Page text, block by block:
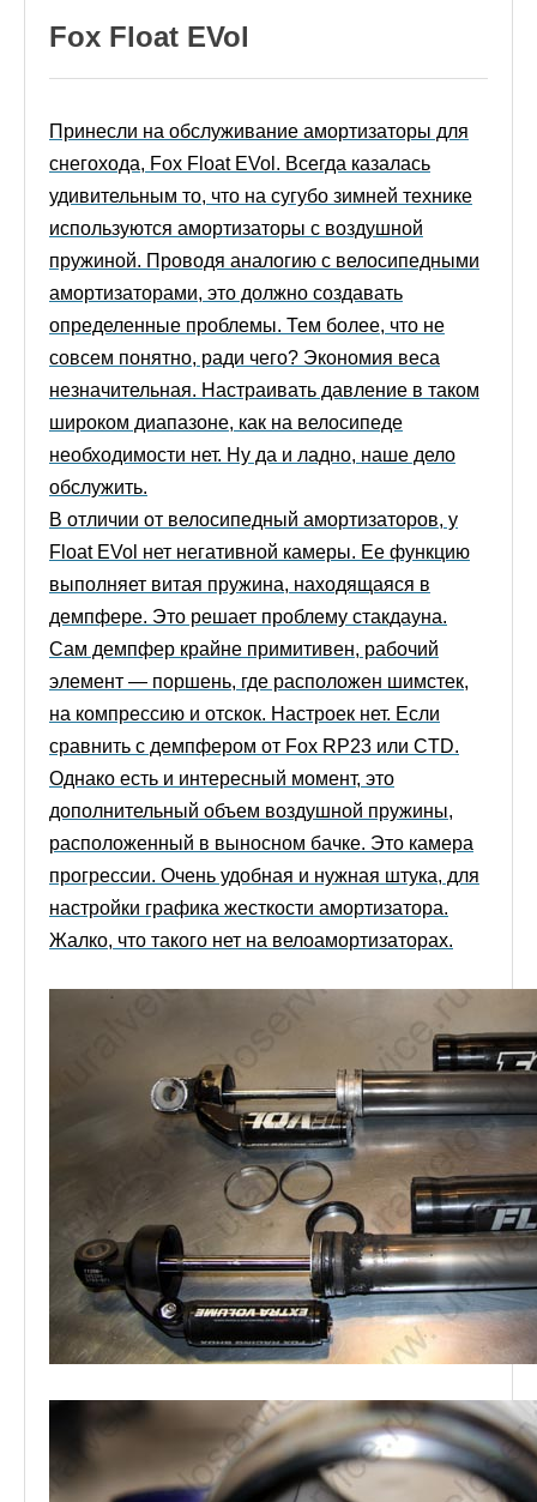
Fox Float EVol
Принесли на обслуживание амортизаторы для
снегохода, Fox Float EVol. Всегда казалась
удивительным то, что на сугубо зимней технике
используются амортизаторы с воздушной
пружиной. Проводя аналогию с велосипедными
амортизаторами, это должно создавать
определенные проблемы. Тем более, что не
совсем понятно, ради чего? Экономия веса
незначительная. Настраивать давление в таком
широком диапазоне, как на велосипеде
необходимости нет. Ну да и ладно, наше дело
обслужить.
В отличии от велосипедный амортизаторов, у
Float EVol нет негативной камеры. Ее функцию
выполняет витая пружина, находящаяся в
демпфере. Это решает проблему стакдауна.
Сам демпфер крайне примитивен, рабочий
элемент — поршень, где расположен шимстек,
на компрессию и отскок. Настроек нет. Если
сравнить с демпфером от Fox RP23 или CTD.
Однако есть и интересный момент, это
дополнительный объем воздушной пружины,
расположенный в выносном бачке. Это камера
прогрессии. Очень удобная и нужная штука, для
настройки графика жесткости амортизатора.
Жалко, что такого нет на велоамортизаторах.